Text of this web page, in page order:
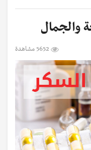
والجمال
5652 مشاهدة